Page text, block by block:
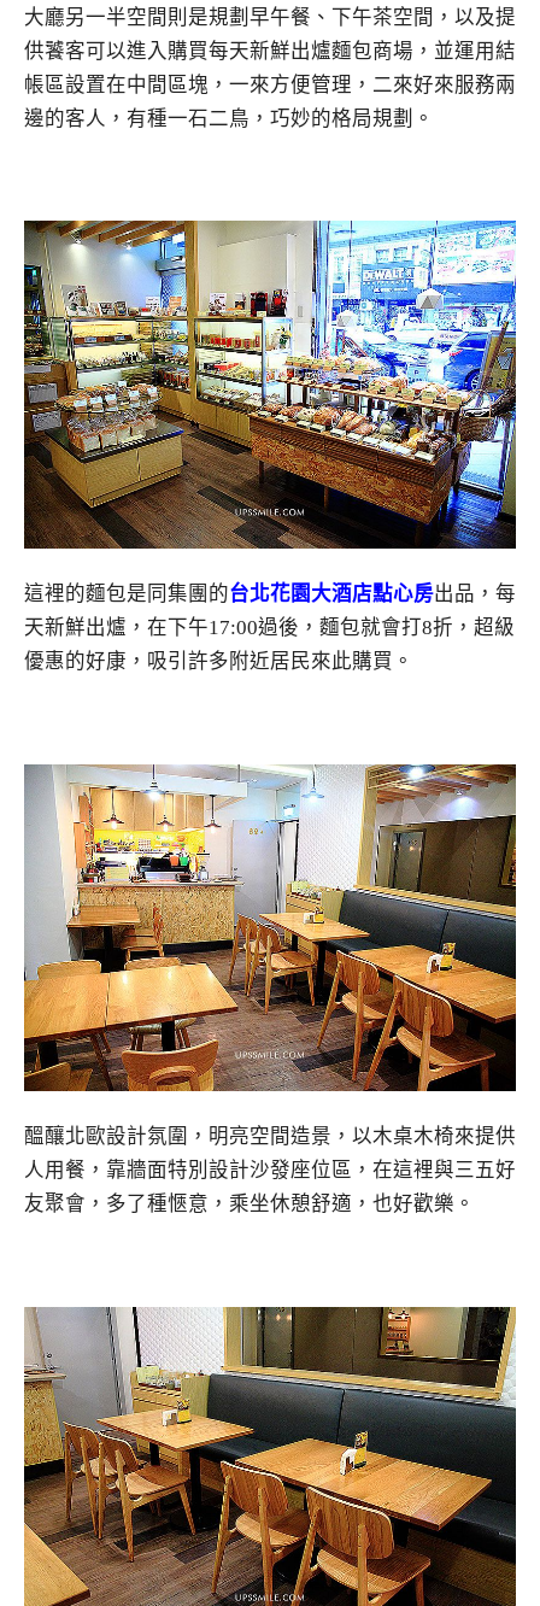
大廳另一半空間則是規劃早午餐、下午茶空間，以及提
供饕客可以進入購買每天新鮮出爐麵包商場，並運用結
帳區設置在中間區塊，一來方便管理，二來好來服務兩
邊的客人，有種一石二鳥，巧妙的格局規劃。
這裡的麵包是同集團的台北花園大酒店點心房出品，每
天新鮮出爐，在下午17:00過後，麵包就會打8折，超級
優惠的好康，吸引許多附近居民來此購買。
醞釀北歐設計氛圍，明亮空間造景，以木桌木椅來提供
人用餐，靠牆面特別設計沙發座位區，在這裡與三五好
友聚會，多了種愜意，乘坐休憩舒適，也好歡樂。